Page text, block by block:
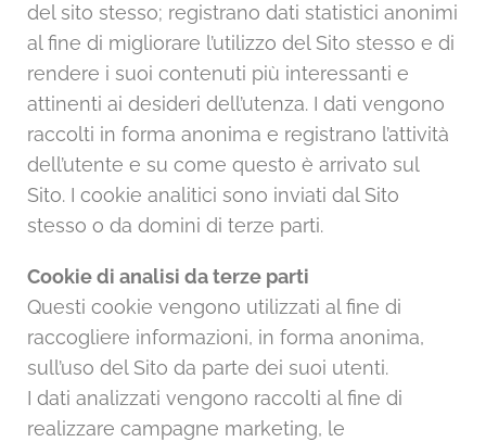
del sito stesso; registrano dati statistici anonimi
al fine di migliorare l’utilizzo del Sito stesso e di
rendere i suoi contenuti più interessanti e
attinenti ai desideri dell’utenza. I dati vengono
raccolti in forma anonima e registrano l’attività
dell’utente e su come questo è arrivato sul
Sito. I cookie analitici sono inviati dal Sito
stesso o da domini di terze parti.
Cookie di analisi da terze parti
Questi cookie vengono utilizzati al fine di
raccogliere informazioni, in forma anonima,
sull’uso del Sito da parte dei suoi utenti.
I dati analizzati vengono raccolti al fine di
realizzare campagne marketing, le